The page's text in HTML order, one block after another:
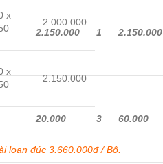
x
2.000.000
x
2.150.000
2.150.000 1 2.150.000
20.000 3 60.000
loan đúc 3.660.000đ / Bộ.